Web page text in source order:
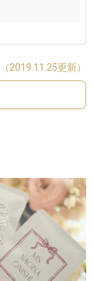
（2019.11.25更新）